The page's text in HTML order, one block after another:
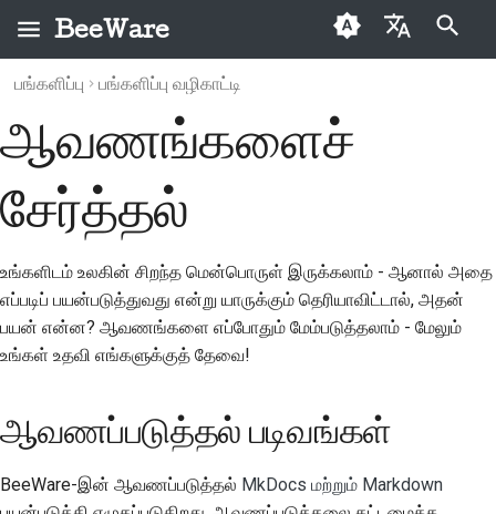
BeeWare
العَرَبِيَّة
Deutsch
Español
Italiano
日本語
தேடலைத் துவக்குகிறது
BeeWare என்றால்
என்ன?
தேனீக் குழு
வரலாறு மற்றும் தத்துவம்
வெற்றிக் கதைகள்
தொடர்பு
வழிகாட்டுதல்கள்
BeeWare சமூக நடத்தை
விதிமுறைகள்
ஆளுகை
வாடகைக்குக்
கிடைக்கிறது
ஆவணப்படுத்தல்
படிவங்கள்
கற்பனை
செய்முறை வழிகாட்டி
தலைப்பு வழிகாட்டி
மேற்கோள்
ஆவணங்களைப்
காப்பகம்
2023
2022
2021
2020
வகைகள்
பங்களிப்பு பங்களிப்பு வழிகாட்டி
ஆவணங்களைச்
சேர்த்தல்
உங்களிடம் உலகின் சிறந்த மென்பொருள் இருக்கலாம் - ஆனால் அதை
எப்படிப் பயன்படுத்துவது என்று யாருக்கும் தெரியாவிட்டால், அதன்
பயன் என்ன? ஆவணங்களை எப்போதும் மேம்படுத்தலாம் - மேலும்
உங்கள் உதவி எங்களுக்குத் தேவை!
ஆவணப்படுத்தல் படிவங்கள்
BeeWare-இன் ஆவணப்படுத்தல் MkDocs மற்றும் Markdown